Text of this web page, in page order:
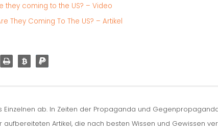
they coming to the US? – Video
They Coming To The US? – Artikel
Einzelnen ab. In Zeiten der Propaganda und
Artikel, die nach besten Wissen und Gewissen